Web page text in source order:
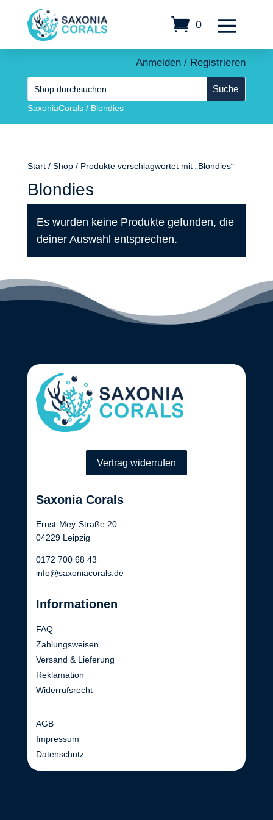
0
Anmelden / Registrieren
SaxoniaCorals/ Blondies
Start/ Shop/ Produkte verschlagwortet mit „Blondies“
Blondies
Es wurden keine Produkte gefunden, die
deiner Auswahl entsprechen.
Vertrag widerrufen
Saxonia Corals
Ernst-Mey-Straße 20
04229 Leipzig
0172 700 68 43
info@saxoniacorals.de
Informationen
FAQ
Zahlungsweisen
Versand & Lieferung
Reklamation
Widerrufsrecht
AGB
Impressum
Datenschutz